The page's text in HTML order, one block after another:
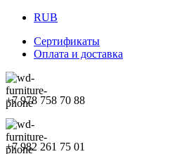
RUB
Сертификаты
Оплата и доставка
+7 978 758 70 88
+7 982 261 75 01